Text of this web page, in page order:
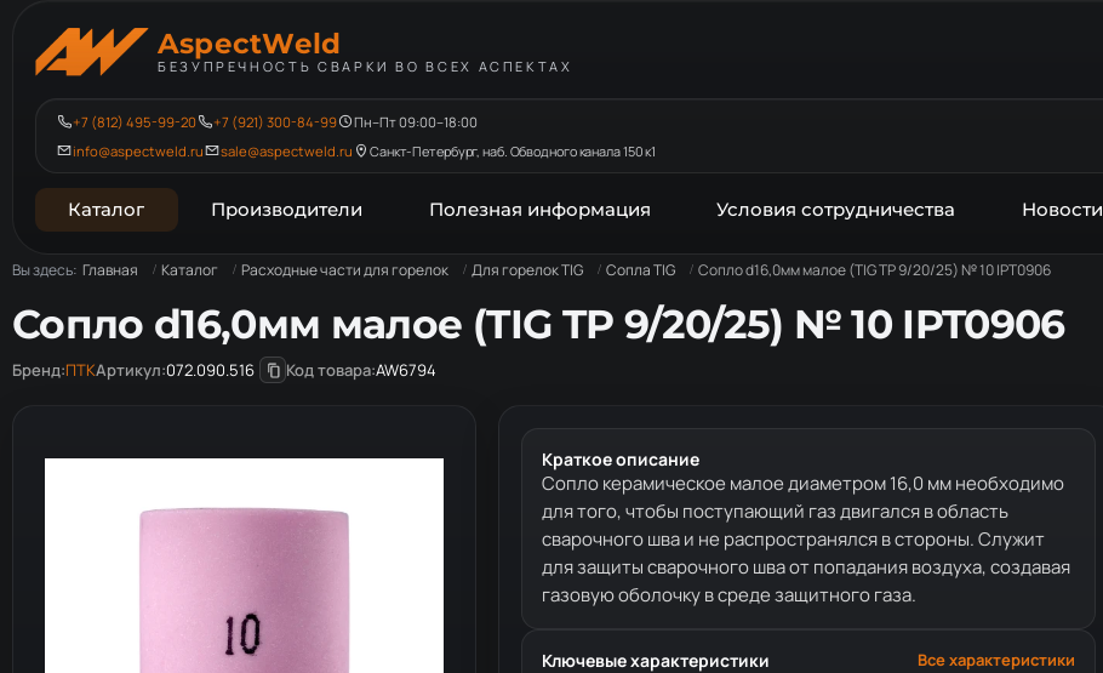
AspectWeld
БЕЗУПРЕЧНОСТЬ СВАРКИ ВО ВСЕХ АСПЕКТАХ
+7 (812) 495-99-20 +7 (921) 300-84-99
Пн–Пт 09:00–18:00
info@aspectweld.ru
sale@aspectweld.ru Санкт-Петербург, наб. Обводного канала 150 к1
Каталог Производители Полезная информация Условия сотрудничества Новости
Вы здесь: Главная Каталог Расходные части для горелок Для горелок TIG Сопла TIG Сопло d16,0мм малое (TIG TP 9/20/25) № 10 IPT0906
Сопло d16,0мм малое (TIG TP 9/20/25) № 10 IPT0906
Бренд:ПТКАртикул:072.090.516 Код товара:AW6794
Краткое описание
Сопло керамическое малое диаметром 16,0 мм необходимо
для того, чтобы поступающий газ двигался в область
сварочного шва и не распространялся в стороны. Служит
для защиты сварочного шва от попадания воздуха, создавая
газовую оболочку в среде защитного газа.
Ключевые характеристики Все характеристики